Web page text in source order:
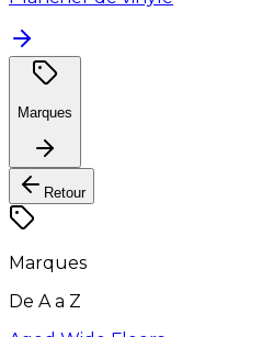
Marques
Retour
Marques
De A a Z